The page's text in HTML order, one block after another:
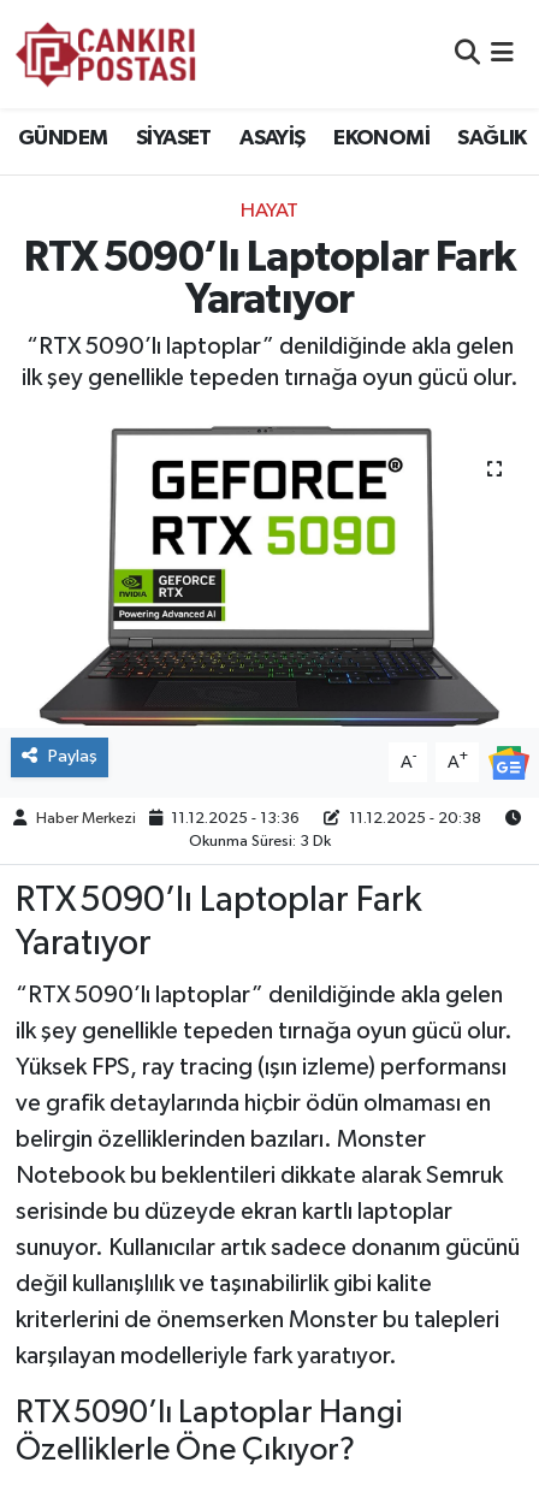
GÜNDEM SİYASET ASAYİŞ EKONOMİ SAĞLIK
HAYAT
RTX 5090’lı Laptoplar Fark
Yaratıyor
“RTX 5090’lı laptoplar” denildiğinde akla gelen
ilk şey genellikle tepeden tırnağa oyun gücü olur.
Paylaş A- A+
Haber Merkezi 11.12.2025 - 13:36
11.12.2025 - 20:38
Okunma Süresi: 3 Dk
RTX 5090’lı Laptoplar Fark
Yaratıyor
“RTX 5090’lı laptoplar” denildiğinde akla gelen
ilk şey genellikle tepeden tırnağa oyun gücü olur.
Yüksek FPS, ray tracing (ışın izleme) performansı
ve grafik detaylarında hiçbir ödün olmaması en
belirgin özelliklerinden bazıları. Monster
Notebook bu beklentileri dikkate alarak Semruk
serisinde bu düzeyde ekran kartlı laptoplar
sunuyor. Kullanıcılar artık sadece donanım gücünü
değil kullanışlılık ve taşınabilirlik gibi kalite
kriterlerini de önemserken Monster bu talepleri
karşılayan modelleriyle fark yaratıyor.
RTX 5090’lı Laptoplar Hangi
Özelliklerle Öne Çıkıyor?
EKONOMİ
SAĞLIK
YAŞAM
ÇEVRE
İLÇELER
RESMİ İLANLAR
KÜLTÜR
TURİZM
MAGAZİN
VEFAT
BİLİM&TEKNOLOJİ
BÖLGE
TÜRKİYE
Trafik Durumu
Süper Lig Puan Durumu ve Fikstür
Son Dakika Haberleri
Haber Arşivi